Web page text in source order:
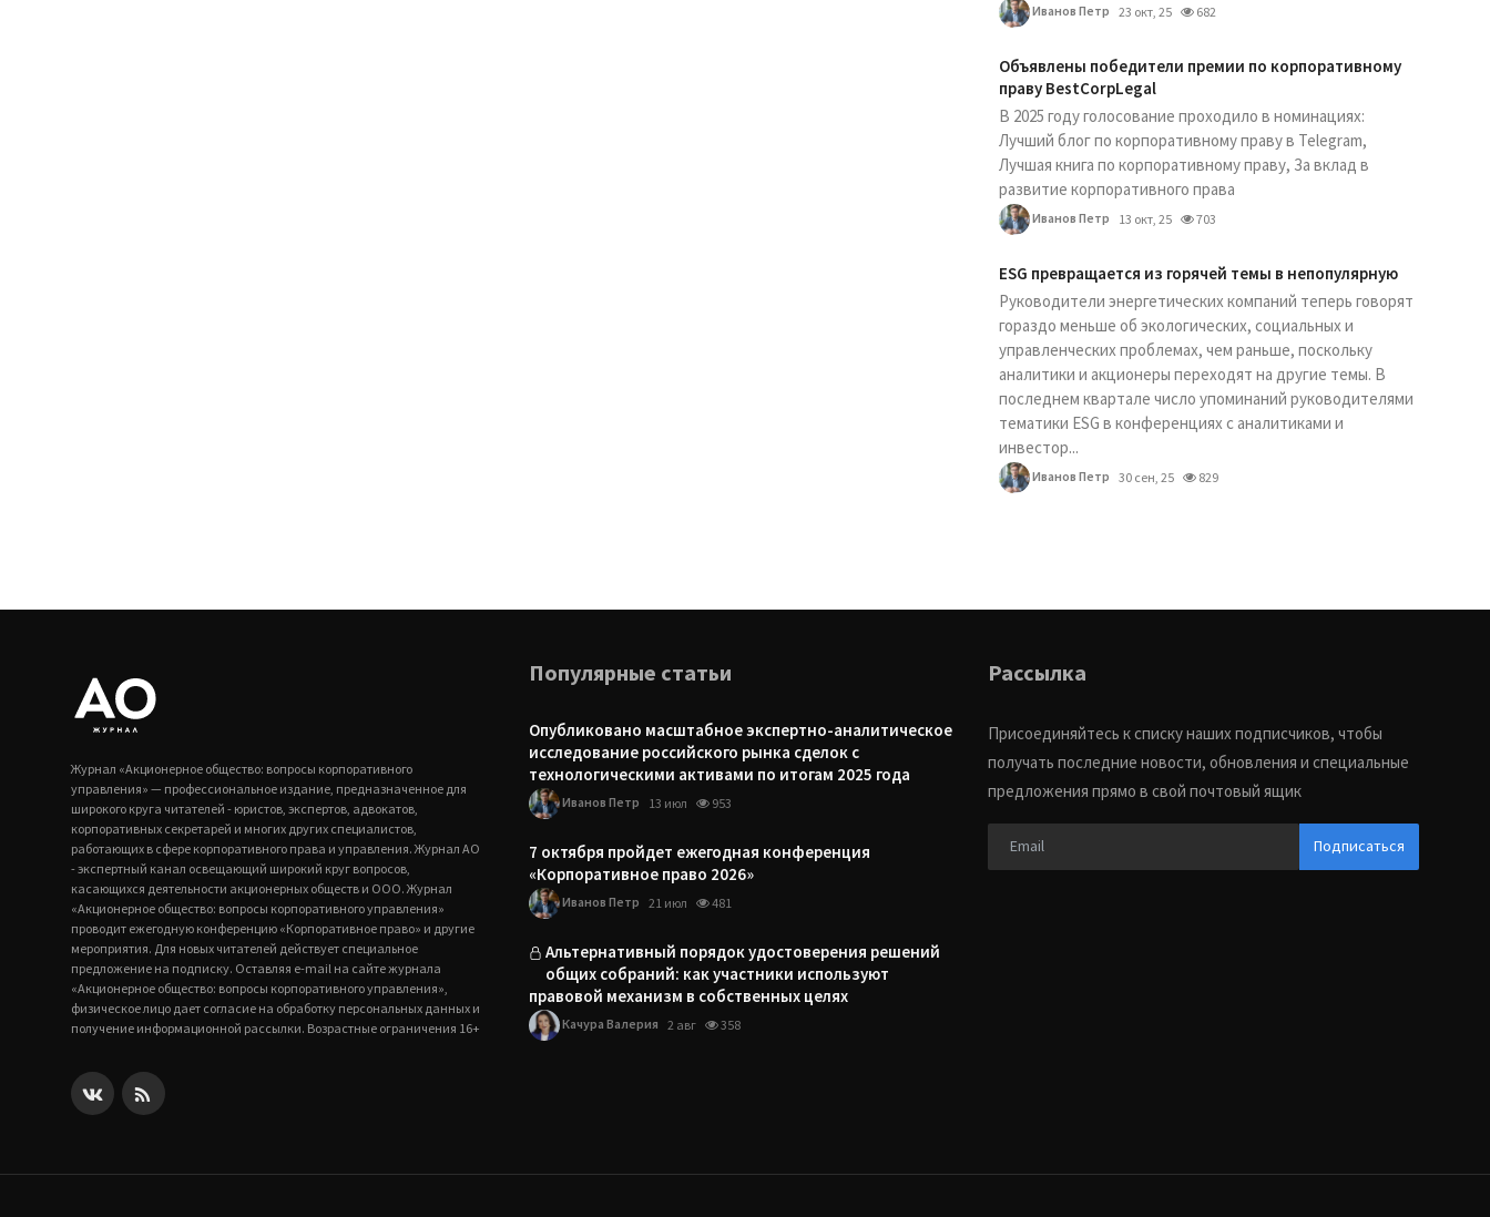
Иванов Петр 23 окт, 25 682
Объявлены победители премии по корпоративному
праву BestCorpLegal
В 2025 году голосование проходило в номинациях:
Лучший блог по корпоративному праву в Telegram,
Лучшая книга по корпоративному праву, За вклад в
развитие корпоративного права
Иванов Петр 13 окт, 25 703
ESG превращается из горячей темы в непопулярную
Руководители энергетических компаний теперь говорят
гораздо меньше об экологических, социальных и
управленческих проблемах, чем раньше, поскольку
аналитики и акционеры переходят на другие темы. В
последнем квартале число упоминаний руководителями
тематики ESG в конференциях с аналитиками и
инвестор...
Иванов Петр 30 сен, 25 829
Журнал «Акционерное общество: вопросы корпоративного
управления» — профессиональное издание, предназначенное для
широкого круга читателей - юристов, экспертов, адвокатов,
корпоративных секретарей и многих других специалистов,
работающих в сфере корпоративного права и управления. Журнал АО
- экспертный канал освещающий широкий круг вопросов,
касающихся деятельности акционерных обществ и ООО. Журнал
«Акционерное общество: вопросы корпоративного управления»
проводит ежегодную конференцию «Корпоративное право» и другие
мероприятия. Для новых читателей действует специальное
предложение на подписку. Оставляя e-mail на сайте журнала
«Акционерное общество: вопросы корпоративного управления»,
физическое лицо дает согласие на обработку персональных данных и
получение информационной рассылки. Возрастные ограничения 16+
Популярные статьи
Опубликовано масштабное экспертно-аналитическое
исследование российского рынка сделок с
технологическими активами по итогам 2025 года
Иванов Петр 13 июл 953
7 октября пройдет ежегодная конференция
«Корпоративное право 2026»
Иванов Петр 21 июл 481
Альтернативный порядок удостоверения решений
общих собраний: как участники используют
правовой механизм в собственных целях
Качура Валерия 2 авг 358
Рассылка
Присоединяйтесь к списку наших подписчиков, чтобы
получать последние новости, обновления и специальные
предложения прямо в свой почтовый ящик
Подписаться